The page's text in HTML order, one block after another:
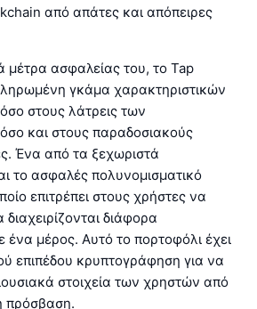
από απάτες και απόπειρες
μέτρα ασφαλείας του, το Tap
γκάμα χαρακτηριστικών
στους λάτρεις των
και στους παραδοσιακούς
Ένα από τα ξεχωριστά
το ασφαλές πολυνομισματικό
επιτρέπει στους χρήστες να
διάφορα
ένα μέρος. Αυτό το πορτοφόλι έχει
επιπέδου κρυπτογράφηση για να
στοιχεία των χρηστών από
πρόσβαση.